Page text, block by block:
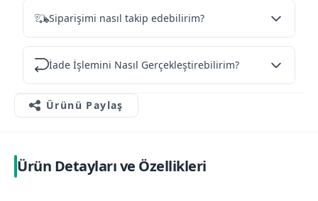
Siparişimi nasıl takip edebilirim?
İade İşlemini Nasıl Gerçekleştirebilirim?
Ürünü Paylaş
Ürün Detayları ve Özellikleri